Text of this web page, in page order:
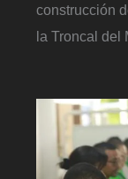
construcción
la Troncal del